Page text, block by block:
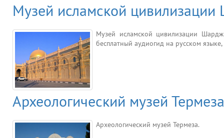
Музей исламской
Музей исламской цивилизации
бесплатный аудиогид на русском языке,
Археологический музей
Археологический музей Термеза.